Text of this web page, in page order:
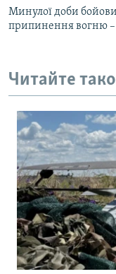
Минулої доби
припинення вогню
Читайте